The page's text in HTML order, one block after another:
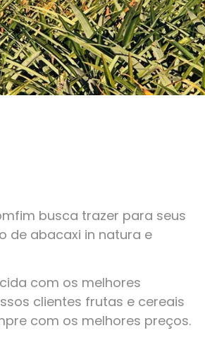
busca trazer para seus
de abacaxi in natura e
com os melhores
clientes frutas e cereais
com os melhores preços.